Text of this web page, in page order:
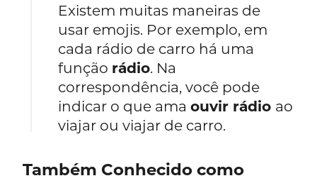
Existem muitas maneiras de
usar emojis. Por exemplo, em
cada rádio de carro há uma
função rádio. Na
correspondência, você pode
indicar o que amaouvir rádio ao
viajar ou viajar de carro.
Também Conhecido como